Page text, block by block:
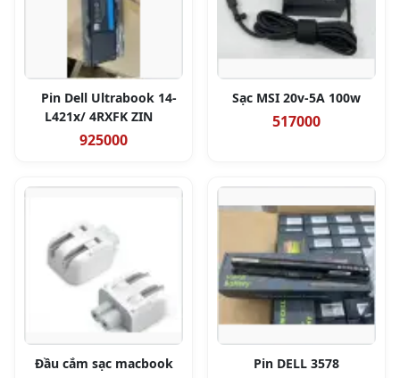
Pin Dell Ultrabook 14-
L421x/ 4RXFK ZIN
925000
Sạc MSI 20v-5A 100w
517000
Đầu cắm sạc macbook Pin DELL 3578